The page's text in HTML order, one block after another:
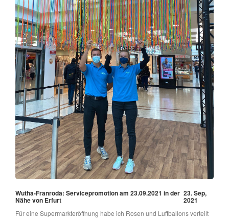
Wutha-Franroda: Servicepromotion am 23.09.2021 in der
Nähe von Erfurt
23. Sep,
2021
Für eine Supermarkteröffnung habe ich Rosen und Luftballons verteilt